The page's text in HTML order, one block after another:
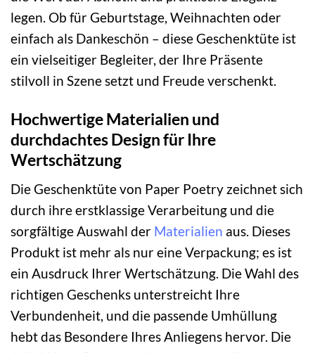
legen. Ob für Geburtstage, Weihnachten oder
einfach als Dankeschön – diese Geschenktüte ist
ein vielseitiger Begleiter, der Ihre Präsente
stilvoll in Szene setzt und Freude verschenkt.
Hochwertige Materialien und
durchdachtes Design für Ihre
Wertschätzung
Die Geschenktüte von Paper Poetry zeichnet sich
durch ihre erstklassige Verarbeitung und die
sorgfältige Auswahl der Materialien aus. Dieses
Produkt ist mehr als nur eine Verpackung; es ist
ein Ausdruck Ihrer Wertschätzung. Die Wahl des
richtigen Geschenks unterstreicht Ihre
Verbundenheit, und die passende Umhüllung
hebt das Besondere Ihres Anliegens hervor. Die